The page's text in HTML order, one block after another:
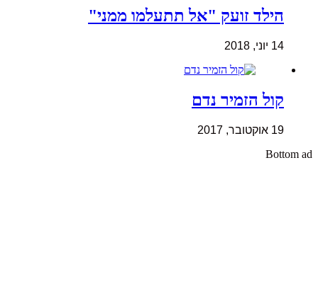
הילד זועק "אל תתעלמו ממני"
14 יוני, 2018
קול הזמיר נדם
19 אוקטובר, 2017
Bottom ad